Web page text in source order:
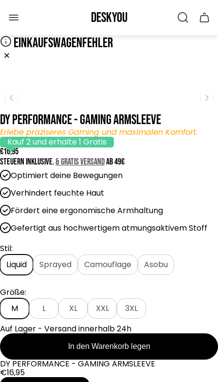
Laden-
Logo"
Deskyou
EINKAUFSWAGENFEHLER
DY PERFORMANCE - GAMING ARMSLEEVE
Erlebe präziseres Gaming und maximalen Komfort.
Kauf 2 und erhalte 1 Gratis
R
e
g
u
l
r
e
r
r
e
i
€16,95
Steuern inklusive.& GRATIS Versandab 49€
Optimiert deine Bewegungen
Verhindert feuchte Haut
Fördert eine ergonomische Armhaltung
Gefertigt aus hochwertigem atmungsaktivem Stoff
Stil:
Liquid
Sprayed Camouflage Asobu
Größe:
M
L XL XXL
3XL
Auf Lager - Versand innerhalb 24h
In den Warenkorb legen
DY PERFORMANCE - GAMING ARMSLEEVE
Regulärer
€16,95